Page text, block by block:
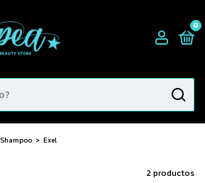
0
Shampoo > Exel
2 productos